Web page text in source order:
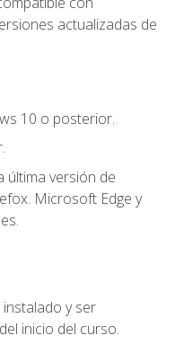
actualizadas de
10 o posterior.
última versión de
Microsoft Edge y
y ser
inicio del curso.